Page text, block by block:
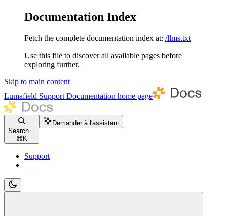
Documentation Index
Fetch the complete documentation index at: /llms.txt
Use this file to discover all available pages before
exploring further.
Skip to main content
Lumafield Support Documentation home page
Search...
⌘ K
Demander à l'assistant
Support